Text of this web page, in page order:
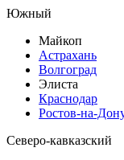
Южный
Майкоп
Астрахань
Волгоград
Элиста
Краснодар
Ростов-на-
Северо-кавказский